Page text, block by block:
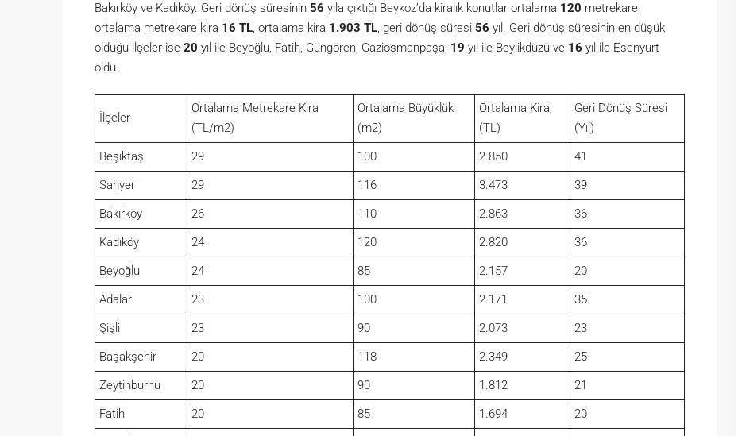
Bakırköy ve Kadıköy. Geri dönüş süresinin 56 yıla çıktığı Beykoz’da kiralık konutlar ortalama 120 metrekare,
ortalama metrekare kira 16 TL, ortalama kira 1.903 TL, geri dönüş süresi 56 yıl. Geri dönüş süresinin en düşük
olduğu ilçeler ise 20 yıl ile Beyoğlu, Fatih, Güngören, Gaziosmanpaşa; 19 yıl ile Beylikdüzü ve 16 yıl ile Esenyurt
oldu.
İlçeler
Ortalama Metrekare Kira
(TL/m2)
Ortalama Büyüklük
(m2)
Ortalama Kira
(TL)
Geri Dönüş Süresi
(Yıl)
Beşiktaş
29 100 2.850
41
Sarıyer
29 116 3.473
39
Bakırköy
26 110 2.863
36
Kadıköy
24 120 2.820
36
Beyoğlu
24 85 2.157
20
Adalar
23 100 2.171
35
Şişli
23 90 2.073
23
Başakşehir
20 118 2.349
25
Zeytinburnu
20 90 1.812
21
Fatih
20 85 1.694
20